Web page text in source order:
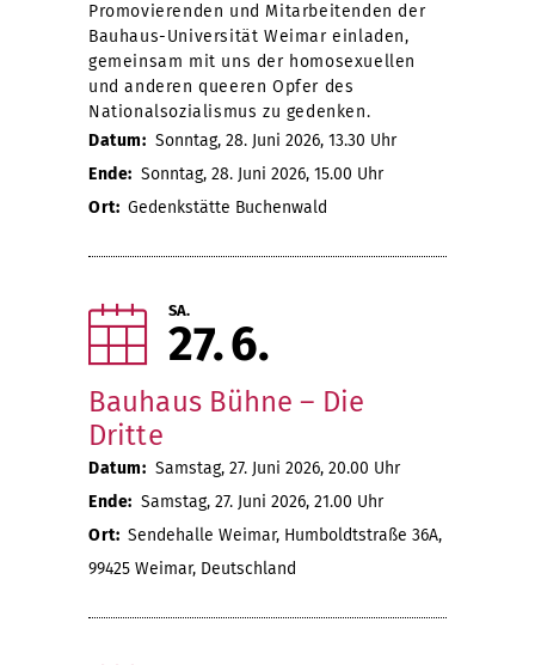
Promovierenden und Mitarbeitenden der
Bauhaus-Universität Weimar einladen,
gemeinsam mit uns der homosexuellen
und anderen queeren Opfer des
Nationalsozialismus zu gedenken.
Datum: Sonntag, 28. Juni 2026, 13.30 Uhr
Ende: Sonntag, 28. Juni 2026, 15.00 Uhr
Ort: Gedenkstätte Buchenwald
SA.
27 6
Bauhaus Bühne – Die
Dritte
Datum: Samstag, 27. Juni 2026, 20.00 Uhr
Ende: Samstag, 27. Juni 2026, 21.00 Uhr
Ort: Sendehalle Weimar, Humboldtstraße 36A,
99425 Weimar, Deutschland